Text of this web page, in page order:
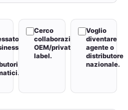
Cerco
collaborazione
OEM/private
label.
Voglio
diventare
agente o
distributore
nazionale.